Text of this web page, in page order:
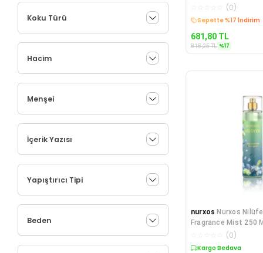
Koku Türü
Hacim
Menşei
İçerik Yazısı
Yapıştırıcı Tipi
Beden
For Women 90 Ml
(0)
Sepette %17 İndirim
681,80 TL
818,25TL %17
nurxos Nurxos
Fragrance Mist 250
Odunsu Par
(0)
Kargo Bedava